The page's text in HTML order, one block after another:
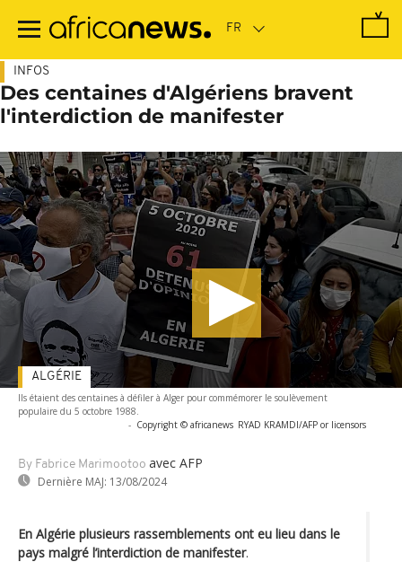
contenu
INFOS
Des centaines d'Algériens bravent
l'interdiction de manifester
Ils étaient des centaines à défiler à Alger pour commémorer le soulèvement
populaire du 5 octobre 1988.
- Copyright © africanews RYAD KRAMDI/AFP or licensors
By Fabrice Marimootoo avec AFP
Dernière MAJ: 13/08/2024
ALGÉRIE
En Algérie plusieurs rassemblements ont eu lieu dans le
pays malgré l’interdiction de manifester.